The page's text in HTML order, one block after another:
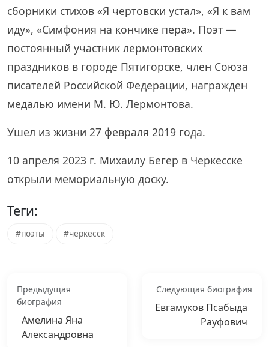
сборники стихов «Я чертовски устал», «Я к вам
иду», «Симфония на кончике пера». Поэт —
постоянный участник лермонтовских
праздников в городе Пятигорске, член Союза
писателей Российской Федерации, награжден
медалью имени М. Ю. Лермонтова.
Ушел из жизни 27 февраля 2019 года.
10 апреля 2023 г. Михаилу Бегер в Черкесске
открыли мемориальную доску.
Теги:
#поэты #черкесск
Предыдущая
биография
Амелина Яна
Александровна
Следующая биография
Евгамуков Псабыда
Рауфович